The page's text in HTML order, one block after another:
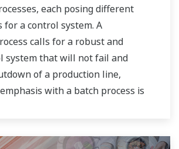
each posing different
for a control system. A
calls for a robust and
system that will not fail and
of a production line,
with a batch process is
the like. Both kinds of systems